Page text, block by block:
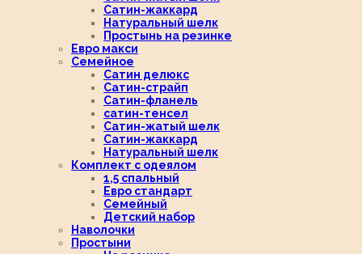
Сатин-жаккард
Натуральный шелк
Простынь на резинке
Евро макси
Семейное
Сатин делюкс
Сатин-страйп
Сатин-фланель
сатин-тенсел
Сатин-жатый шелк
Сатин-жаккард
Натуральный шелк
Комплект с одеялом
1,5 спальный
Евро стандарт
Семейный
Детский набор
Наволочки
Простыни